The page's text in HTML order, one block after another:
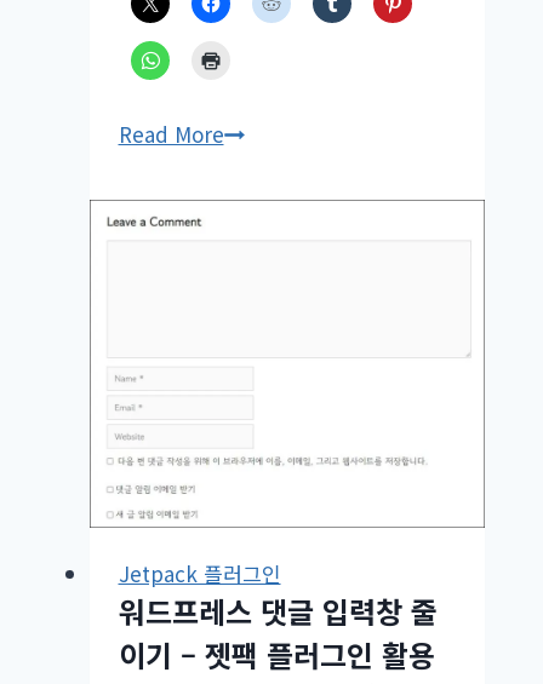
Read More젯
통
Jetpack 플러그인
워드프레스 댓글 입력창 줄
이기 – 젯팩 플러그인 활용